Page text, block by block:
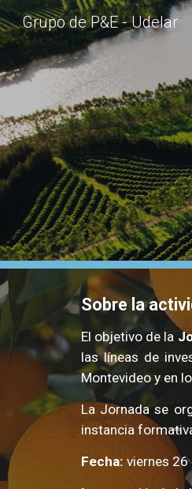
Grupo de P&E - Udelar
Sobre la
El objetivo de la
las líneas de
Montevideo yen
La Jornada se
instancia
Fecha: viernes 26